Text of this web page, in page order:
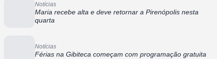
Notícias
Maria recebe alta e deve retornar a Pirenópolis nesta
quarta
Notícias
Férias na Gibiteca começam com programação gratuita